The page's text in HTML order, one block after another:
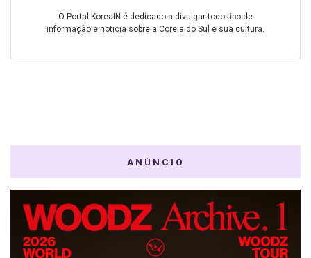
O Portal KoreaIN é dedicado a divulgar todo tipo de
informação e noticia sobre a Coreia do Sul e sua cultura.
ANÚNCIO